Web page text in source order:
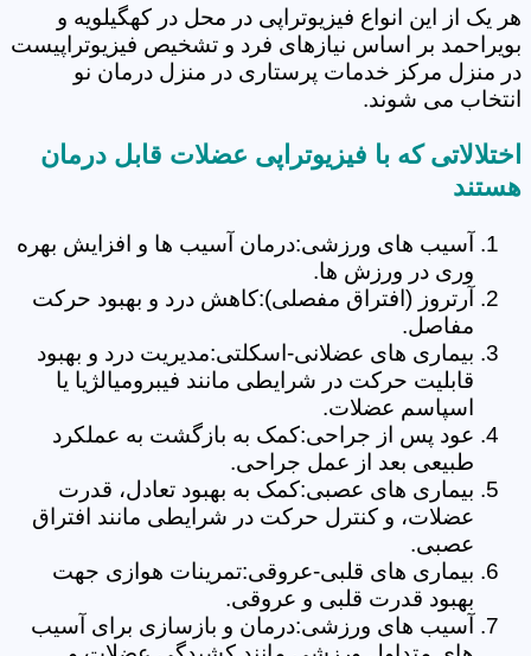
هر یک از این انواع فیزیوتراپی در محل در کهگیلویه و
بویراحمد بر اساس نیازهای فرد و تشخیص فیزیوتراپیست
در منزل مرکز خدمات پرستاری در منزل درمان نو
انتخاب می شوند.
اختلالاتی که با فیزیوتراپی عضلات قابل درمان
هستند
آسیب های ورزشی:درمان آسیب ها و افزایش بهره
وری در ورزش ها.
آرتروز (افتراق مفصلی):کاهش درد و بهبود حرکت
مفاصل.
بیماری های عضلانی-اسکلتی:مدیریت درد و بهبود
قابلیت حرکت در شرایطی مانند فیبرومیالژیا یا
اسپاسم عضلات.
عود پس از جراحی:کمک به بازگشت به عملکرد
طبیعی بعد از عمل جراحی.
بیماری های عصبی:کمک به بهبود تعادل، قدرت
عضلات، و کنترل حرکت در شرایطی مانند افتراق
عصبی.
بیماری های قلبی-عروقی:تمرینات هوازی جهت
بهبود قدرت قلبی و عروقی.
آسیب های ورزشی:درمان و بازسازی برای آسیب